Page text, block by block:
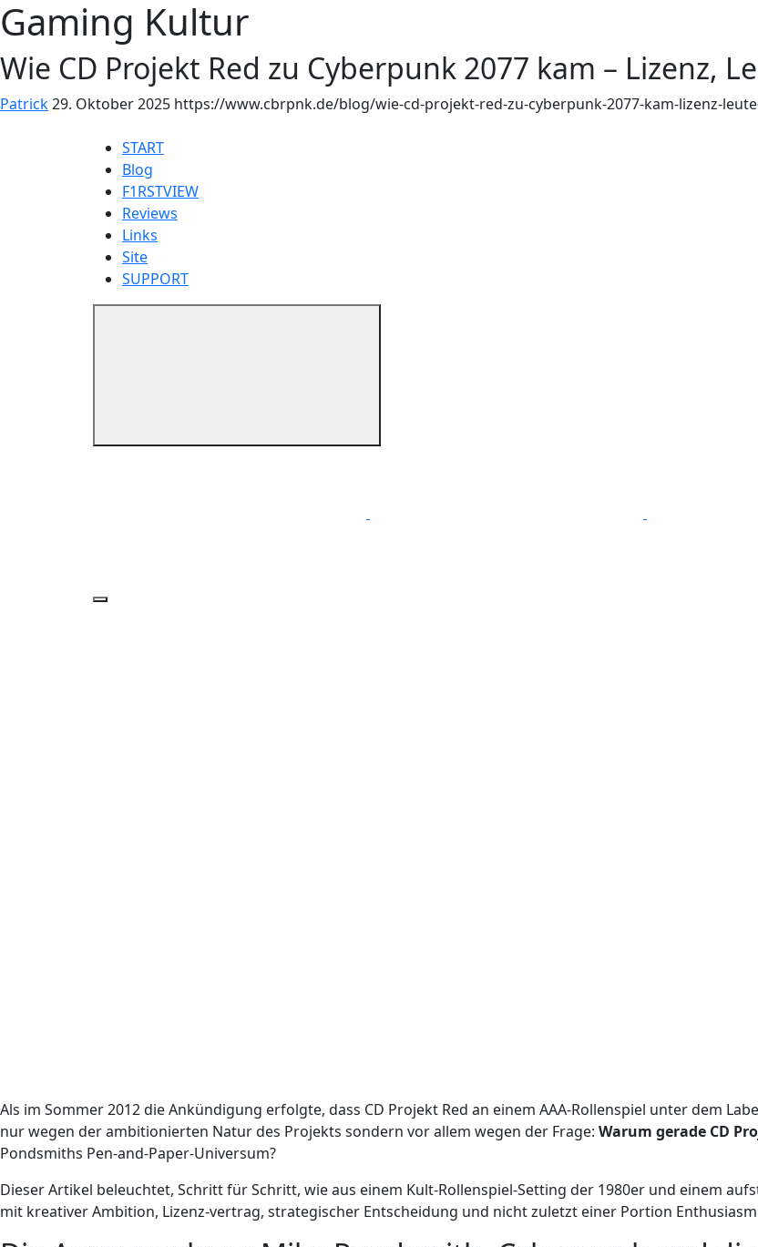
START
Blog
F1RSTVIEW
Reviews
Links
Site
SUPPORT
Gaming Kultur
Wie CD Projekt Red zu Cyberpunk 2077 kam – Lizenz,
Patrick29. Oktober 2025 https://www.cbrpnk.de/blog/wie-cd-projekt-red-zu-cyberpunk-2077-kam-lizenz-
Als im Sommer 2012 die Ankündigung erfolgte, dass CD Projekt Red an einem AAA-Rollenspiel unter dem
nur wegen der ambitionierten Natur des Projekts sondern vor allem wegen der Frage: Warum gerade CD
Pondsmiths Pen-and-Paper-Universum?
Dieser Artikel beleuchtet, Schritt für Schritt, wie aus einem Kult-Rollenspiel-Setting der 1980er und einem
mit kreativer Ambition, Lizenz-vertrag, strategischer Entscheidung und nicht zuletzt einer Portion